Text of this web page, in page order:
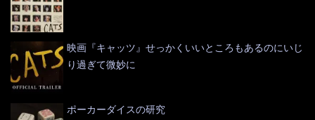
映画『キャッツ』せっかくいいところもあるのにいじ
り過ぎて微妙に
ポーカーダイスの研究